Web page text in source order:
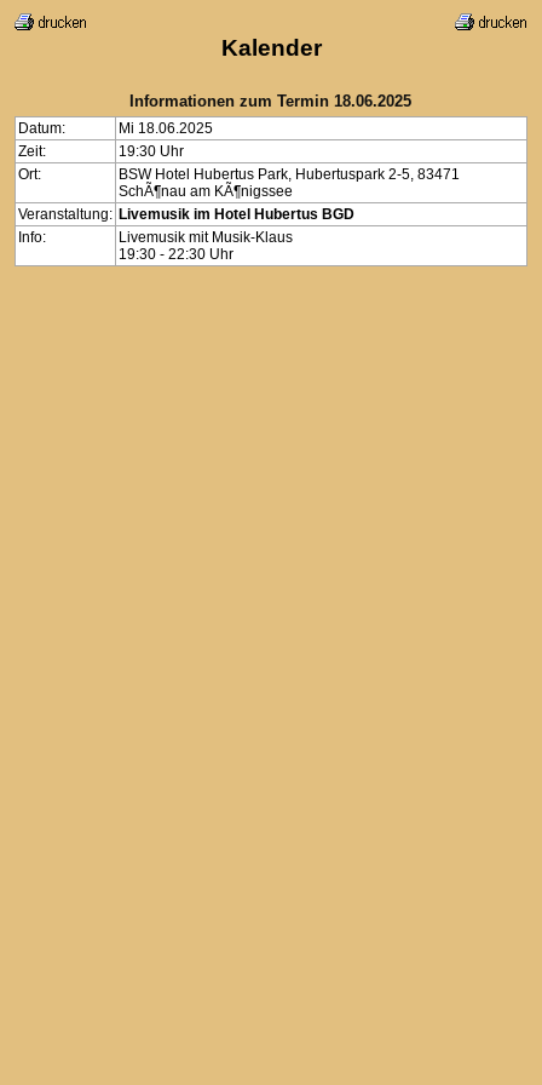
Kalender
Informationen zum Termin 18.06.2025
Datum:
Mi 18.06.2025
Zeit:
19:30 Uhr
Ort:
BSW Hotel Hubertus Park, Hubertuspark 2-5, 83471
SchÃ¶nau am KÃ¶nigssee
Veranstaltung: Livemusik im Hotel Hubertus BGD
Info:
Livemusik mit Musik-Klaus
19:30 - 22:30 Uhr